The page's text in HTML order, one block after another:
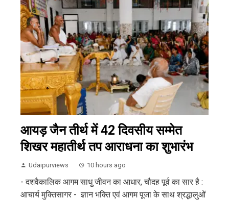
आयड़ जैन तीर्थ में 42 दिवसीय सम्मेत
शिखर महातीर्थ तप आराधना का शुभारंभ
Udaipurviews 10 hours ago
- दशवैकालिक आगम साधु जीवन का आधार, चौदह पूर्व का सार है :
आचार्य मुक्तिसागर - ज्ञान भक्ति एवं आगम पूजा के साथ श्रद्धालुओं